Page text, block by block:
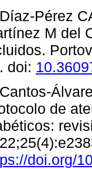
Pérez
M del
doi:
de
doi.org/